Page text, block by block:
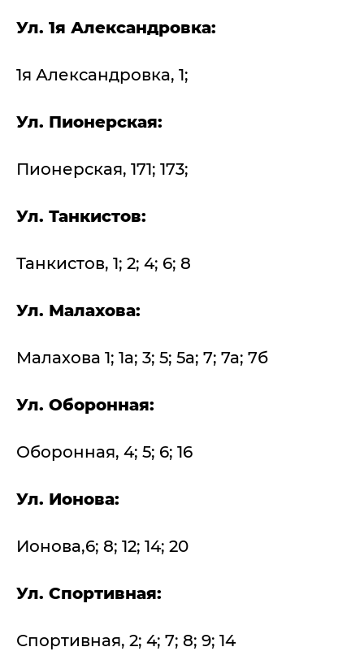
Ул. 1я Александровка:
1я Александровка, 1;
Ул. Пионерская:
Пионерская, 171; 173;
Ул. Танкистов:
Танкистов, 1; 2; 4; 6; 8
Ул. Малахова:
Малахова 1; 1а; 3; 5; 5а; 7; 7а; 7б
Ул. Оборонная:
Оборонная, 4; 5; 6; 16
Ул. Ионова:
Ионова,6; 8; 12; 14; 20
Ул. Спортивная:
Спортивная, 2; 4; 7; 8; 9; 14